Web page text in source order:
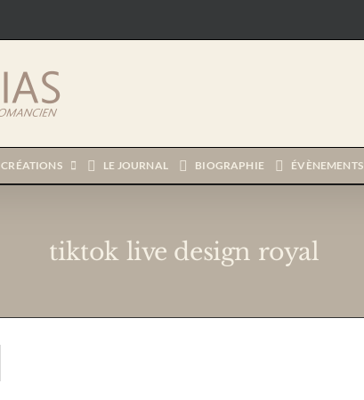
CRÉATIONS LE JOURNAL BIOGRAPHIE ÉVÈNEMENTS
tiktok live design royal